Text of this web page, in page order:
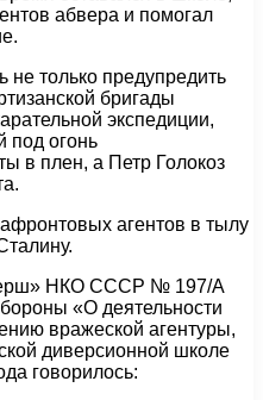
абвера и помогал
не только предупредить
бригады
экспедиции,
под огонь
в плен, а Петр Голокоз
агентов в тылу
НКО СССР № 197/А
«О деятельности
вражеской агентуры,
диверсионной школе
говорилось: